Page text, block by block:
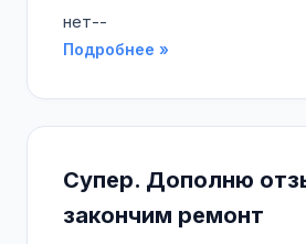
нет--
Подробнее »
Супер. Дополню
закончим ремонт